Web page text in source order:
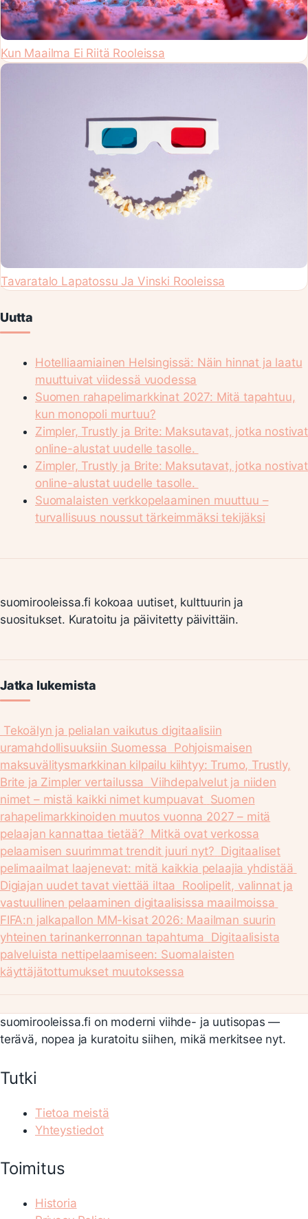
Kun Maailma Ei Riitä Rooleissa
Tavaratalo Lapatossu Ja Vinski Rooleissa
Uutta
Hotelliaamiainen Helsingissä: Näin hinnat ja laatu
muuttuivat viidessä vuodessa
Suomen rahapelimarkkinat 2027: Mitä tapahtuu,
kun monopoli murtuu?
Zimpler, Trustly ja Brite: Maksutavat, jotka nostivat
online-alustat uudelle tasolle.
Zimpler, Trustly ja Brite: Maksutavat, jotka nostivat
online-alustat uudelle tasolle.
Suomalaisten verkkopelaaminen muuttuu –
turvallisuus noussut tärkeimmäksi tekijäksi
suomirooleissa.fi kokoaa uutiset, kulttuurin ja
suositukset. Kuratoitu ja päivitetty päivittäin.
Jatka lukemista
Tekoälyn ja pelialan vaikutus digitaalisiin
uramahdollisuuksiin Suomessa Pohjoismaisen
maksuvälitysmarkkinan kilpailu kiihtyy: Trumo, Trustly,
Brite ja Zimpler vertailussa Viihdepalvelut ja niiden
nimet – mistä kaikki nimet kumpuavat Suomen
rahapelimarkkinoiden muutos vuonna 2027 – mitä
pelaajan kannattaa tietää? Mitkä ovat verkossa
pelaamisen suurimmat trendit juuri nyt? Digitaaliset
pelimaailmat laajenevat: mitä kaikkia pelaajia yhdistää
Digiajan uudet tavat viettää iltaa Roolipelit, valinnat ja
vastuullinen pelaaminen digitaalisissa maailmoissa
FIFA:n jalkapallon MM-kisat 2026: Maailman suurin
yhteinen tarinankerronnan tapahtuma Digitaalisista
palveluista nettipelaamiseen: Suomalaisten
käyttäjätottumukset muutoksessa
suomirooleissa.fi on moderni viihde- ja uutisopas —
terävä, nopea ja kuratoitu siihen, mikä merkitsee nyt.
Tutki
Tietoa meistä
Yhteystiedot
Toimitus
Historia